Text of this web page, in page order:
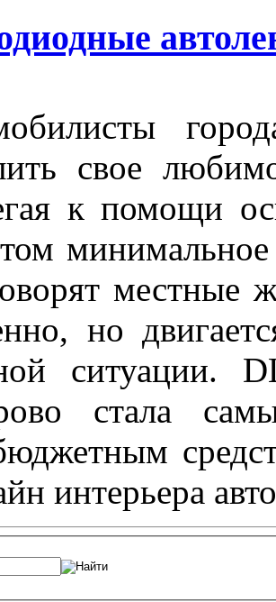
свое
к помощи
минимальное
местные
но
ситуации.
стала
интерьера